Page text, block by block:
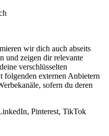
wir dich auch abseits
und zeigen dir relevante
verschlüsselten
folgenden externen Anbietern
sofern du deren
Pinterest, TikTok